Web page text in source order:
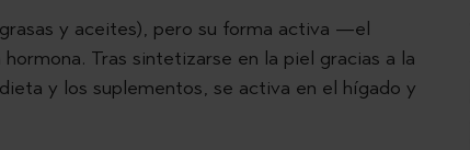
y aceites), pero su forma activa —el
Tras sintetizarse en la piel gracias a la
y los suplementos, se activa en el hígado y